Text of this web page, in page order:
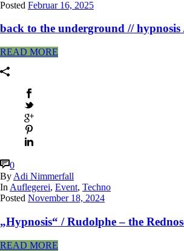
Posted Februar 16, 2025
back to the underground // hypnosis
READ MORE
0
By Adi Nimmerfall
In Auflegerei, Event, Techno
Posted November 18, 2024
„Hypnosis“ / Rudolphe – the
READ MORE